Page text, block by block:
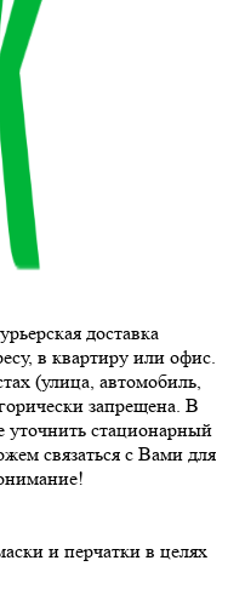
доставка
в квартиру или офис.
(улица, автомобиль,
запрещена. В
уточнить стационарный
связаться с Вами для
и перчатки в целях